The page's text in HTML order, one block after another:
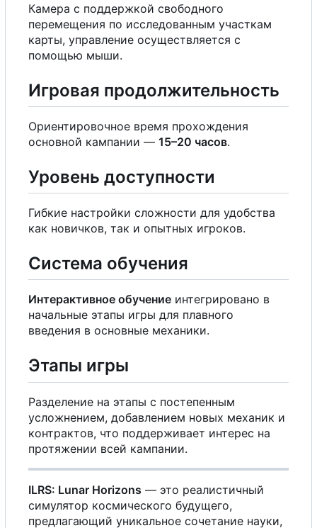
Камера с поддержкой свободного
перемещения по исследованным участкам
карты, управление осуществляется с
помощью мыши.
Игровая продолжительность
Ориентировочное время прохождения
основной кампании — 15–20 часов.
Уровень доступности
Гибкие настройки сложности для удобства
как новичков, так и опытных игроков.
Система обучения
Интерактивное обучение интегрировано в
начальные этапы игры для плавного
введения в основные механики.
Этапы игры
Разделение на этапы с постепенным
усложнением, добавлением новых механик и
контрактов, что поддерживает интерес на
протяжении всей кампании.
ILRS: Lunar Horizons — это реалистичный
симулятор космического будущего,
предлагающий уникальное сочетание науки,